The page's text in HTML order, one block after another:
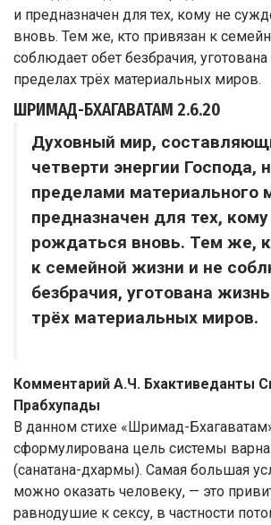
ШРИМАД-БХАГАВАТАМ 2.6.20
Духовный мир,
четверти энергии Господа,
пределами материального
предназначен для тех,
рождаться вновь. Тем же,
к семейной жизни и не
безбрачия, уготована
трёх материальных миров.
Комментарий А.Ч. Бхактиведанты
Прабхупады
В данном стихе «Шримад-
сформулирована цель системы
(санатана-дхармы). Самая большая
можно оказать человеку, — это
равнодушие к сексу, в частности